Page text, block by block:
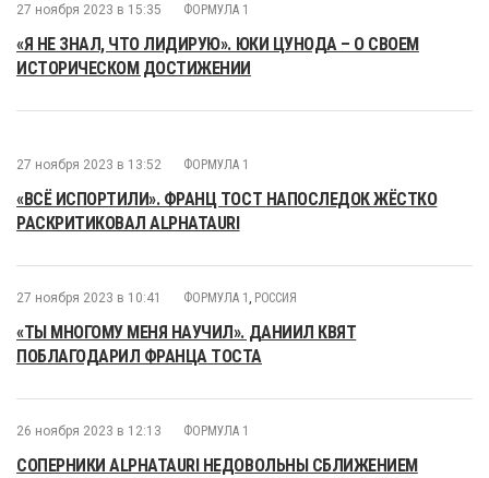
27 ноября 2023 в 15:35 ФОРМУЛА 1
«Я НЕ ЗНАЛ, ЧТО ЛИДИРУЮ». ЮКИ ЦУНОДА – О СВОЕМ
ИСТОРИЧЕСКОМ ДОСТИЖЕНИИ
27 ноября 2023 в 13:52 ФОРМУЛА 1
«ВСЁ ИСПОРТИЛИ». ФРАНЦ ТОСТ НАПОСЛЕДОК ЖЁСТКО
РАСКРИТИКОВАЛ ALPHATAURI
27 ноября 2023 в 10:41 ФОРМУЛА 1 , РОССИЯ
«ТЫ МНОГОМУ МЕНЯ НАУЧИЛ». ДАНИИЛ КВЯТ
ПОБЛАГОДАРИЛ ФРАНЦА ТОСТА
26 ноября 2023 в 12:13 ФОРМУЛА 1
СОПЕРНИКИ ALPHATAURI НЕДОВОЛЬНЫ СБЛИЖЕНИЕМ